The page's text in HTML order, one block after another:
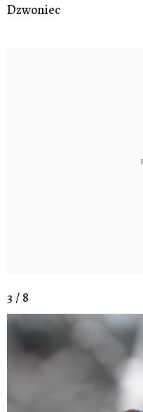
Dzwoniec
3 / 8